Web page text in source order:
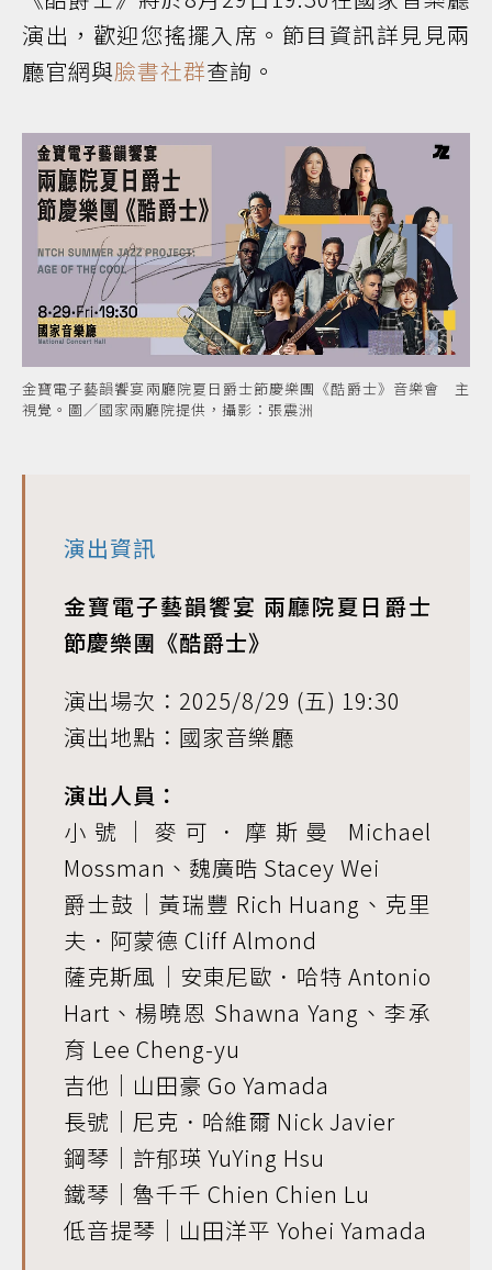
演出，歡迎您搖擺入席。節目資訊詳見見兩
廳官網與臉書社群查詢。
金寶電子藝韻饗宴兩廳院夏日爵士節慶樂團《酷爵士》音樂會 主
視覺。圖／國家兩廳院提供，攝影：張震洲
演出資訊
金寶電子藝韻饗宴 兩廳院夏日爵士
節慶樂團《酷爵士》
演出場次：2025/8/29 (五) 19:30
演出地點：國家音樂廳
演出人員：
小號｜麥可．摩斯曼 Michael
Mossman、魏廣晧 Stacey Wei
爵士鼓｜黃瑞豐 Rich Huang、克里
夫．阿蒙德 Cliff Almond
薩克斯風｜安東尼歐．哈特 Antonio
Hart、楊曉恩 Shawna Yang、李承
育 Lee Cheng-yu
吉他｜山田豪 Go Yamada
長號｜尼克．哈維爾 Nick Javier
鋼琴｜許郁瑛 YuYing Hsu
鐵琴｜魯千千 Chien Chien Lu
低音提琴｜山田洋平 Yohei Yamada